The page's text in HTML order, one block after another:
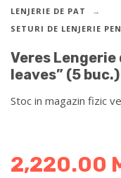
LENJERIE DE PAT
SETURI DE LENJERIE
Veres Lengerie
leaves” (5 buc.)
Stoc in magazin fizic
2,220.00